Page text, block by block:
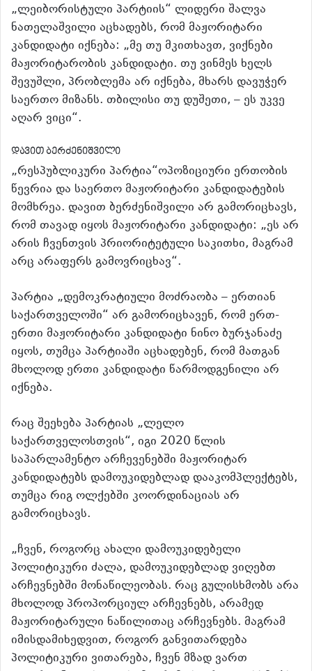
„ლეიბორისტული პარტიის“ ლიდერი შალვა
ნათელაშვილი აცხადებს, რომ მაჟორიტარი
კანდიდატი იქნება: „მე თუ მკითხავთ, ვიქნები
მაჟორიტარობის კანდიდატი. თუ ვინმეს ხელს
შევუშლი, პრობლემა არ იქნება, მხარს დავუჭერ
საერთო მიზანს. თბილისი თუ დუშეთი, – ეს უკვე
აღარ ვიცი“.
დავით ბერძენიშვილი
„რესპუბლიკური პარტია“ოპოზიციური ერთობის
წევრია და საერთო მაჟორიტარი კანდიდატების
მომხრეა. დავით ბერძენიშვილი არ გამორიცხავს,
რომ თავად იყოს მაჟორიტარი კანდიდატი: „ეს არ
არის ჩვენთვის პრიორიტეტული საკითხი, მაგრამ
არც არაფერს გამოვრიცხავ“.
პარტია „დემოკრატიული მოძრაობა – ერთიან
საქართველოში“ არ გამორიცხავენ, რომ ერთ-
ერთი მაჟორიტარი კანდიდატი ნინო ბურჯანაძე
იყოს, თუმცა პარტიაში აცხადებენ, რომ მათგან
მხოლოდ ერთი კანდიდატი წარმოდგენილი არ
იქნება.
რაც შეეხება პარტიას „ლელო
საქართველოსთვის“, იგი 2020 წლის
საპარლამენტო არჩევენებში მაჟორიტარ
კანდიდატებს დამოუკიდებლად დააკომპლექტებს,
თუმცა რიგ ოლქებში კოორდინაციას არ
გამორიცხავს.
„ჩვენ, როგორც ახალი დამოუკიდებელი
პოლიტიკური ძალა, დამოუკიდებლად ვიღებთ
არჩევნებში მონაწილეობას. რაც გულისხმობს არა
მხოლოდ პროპორციულ არჩევნებს, არამედ
მაჟორიტარული ნაწილითაც არჩევნებს. მაგრამ
იმისდამიხედვით, როგორ განვითარდება
პოლიტიკური ვითარება, ჩვენ მზად ვართ